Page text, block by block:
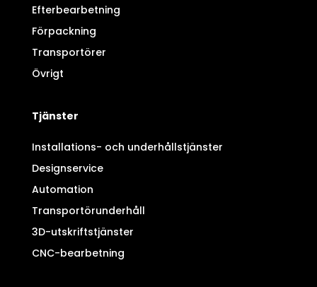
Efterbearbetning
Förpackning
Transportörer
Övrigt
Tjänster
Installations- och underhållstjänster
Designservice
Automation
Transportörunderhåll
3D-utskriftstjänster
CNC-bearbetning